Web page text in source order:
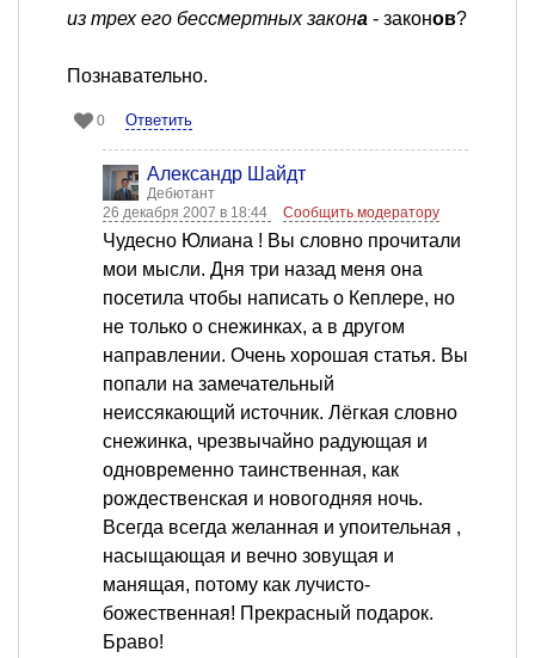
из трех его бессмертных закона - законов?
Познавательно.
0 Ответить
Александр Шайдт
Дебютант
26 декабря 2007 в 18:44
Сообщить модератору
Чудесно Юлиана ! Вы словно прочитали
мои мысли. Дня три назад меня она
посетила чтобы написать о Кеплере, но
не только о снежинках, а в другом
направлении. Очень хорошая статья. Вы
попали на замечательный
неиссякающий источник. Лёгкая словно
снежинка, чрезвычайно радующая и
одновременно таинственная, как
рождественская и новогодняя ночь.
Всегда всегда желанная и упоительная ,
насыщающая и вечно зовущая и
манящая, потому как лучисто-
божественная! Прекрасный подарок.
Браво!